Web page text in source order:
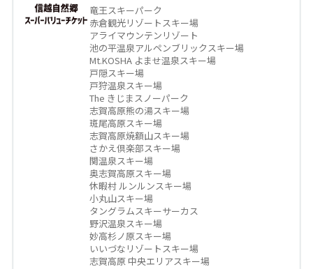
竜王スキーパーク
赤倉観光リゾートスキー場
アライマウンテンリゾート
池の平温泉アルペンブリックスキー場
Mt.KOSHA よませ温泉スキー場
戸隠スキー場
戸狩温泉スキー場
The きじまスノーパーク
志賀高原熊の湯スキー場
斑尾高原スキー場
志賀高原焼額山スキー場
さかえ倶楽部スキー場
関温泉スキー場
奥志賀高原スキー場
休暇村 ルンルンスキー場
小丸山スキー場
タングラムスキーサーカス
野沢温泉スキー場
妙高杉ノ原スキー場
いいづなリゾートスキー場
志賀高原 中央エリアスキー場